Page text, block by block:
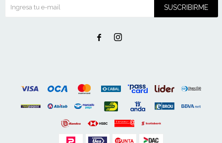
SUSCRIBIRME
 